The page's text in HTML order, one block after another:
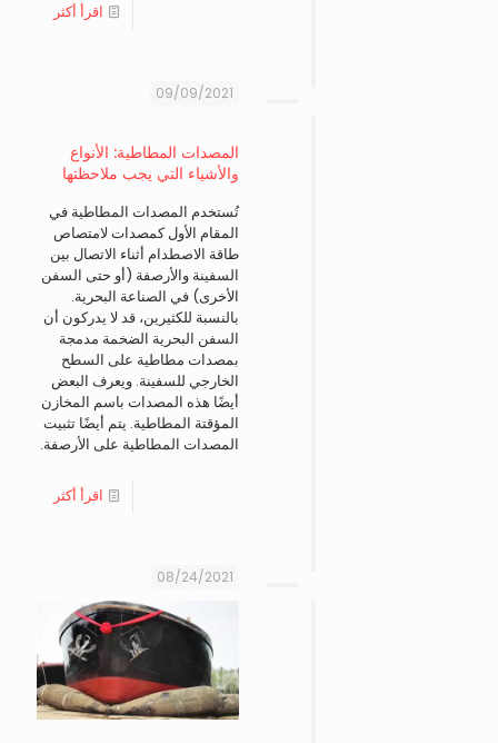
اقرأ أكثر
09/09/2021
المصدات المطاطية: الأنواع
والأشياء التي يجب ملاحظتها
تُستخدم المصدات المطاطية في
المقام الأول كمصدات لامتصاص
طاقة الاصطدام أثناء الاتصال بين
السفينة والأرصفة (أو حتى السفن
الأخرى) في الصناعة البحرية.
بالنسبة للكثيرين، قد لا يدركون أن
السفن البحرية الضخمة مدمجة
بمصدات مطاطية على السطح
الخارجي للسفينة. ويعرف البعض
أيضًا هذه المصدات باسم المخازن
المؤقتة المطاطية. يتم أيضًا تثبيت
المصدات المطاطية على الأرصفة.
اقرأ أكثر
08/24/2021